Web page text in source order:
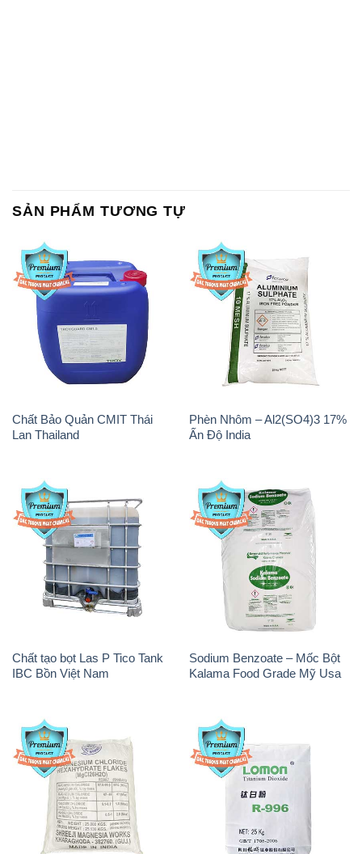
Chất Bảo Quản CMIT Thái
Lan Thailand
Phèn Nhôm – Al2(SO4)3 17%
Ấn Độ India
Chất tạo bọt Las P Tico Tank
IBC Bồn Việt Nam
Sodium Benzoate – Mốc Bột
Kalama Food Grade Mỹ Usa
Magie Clorua – MGCL2 Dạng
Vảy Shreeji Magnesia Works
Ấn Độ India
Oxit Titan KA100 – Tio2 Trung